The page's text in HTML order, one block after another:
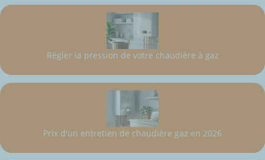
Régler la pression de votre chaudière à gaz
Prix d'un entretien de chaudière gaz en 2026